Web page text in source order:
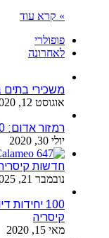
» קרא עוד
פופולרי
לאחרונה
משכירי בתים
אוגוסט 12, 2020
רמזור אדום: 20 חולי קורונה מאומתים בקיסריה
יולי 30, 2020
חדשות קיסריה
נובמבר 21, 2025
100
קיסריה
מאי 15, 2020